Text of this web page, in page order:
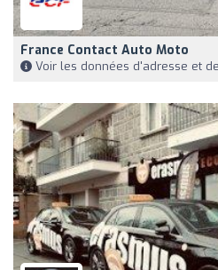
France Contact Auto Moto
Voir les données d'adresse et